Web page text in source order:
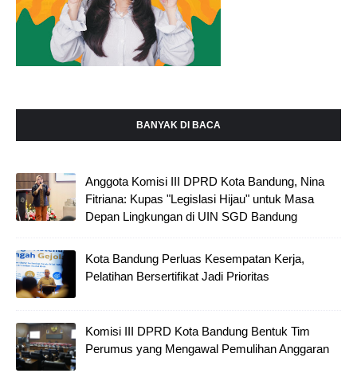
BANYAK DI BACA
Anggota Komisi III DPRD Kota Bandung, Nina
Fitriana: Kupas "Legislasi Hijau" untuk Masa
Depan Lingkungan di UIN SGD Bandung
Kota Bandung Perluas Kesempatan Kerja,
Pelatihan Bersertifikat Jadi Prioritas
Komisi III DPRD Kota Bandung Bentuk Tim
Perumus yang Mengawal Pemulihan Anggaran